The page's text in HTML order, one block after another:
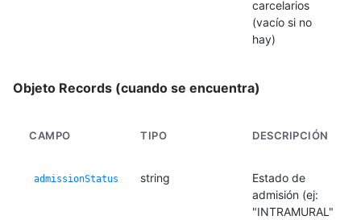
carcelarios
(vacío si no
hay)
Objeto Records (cuando se encuentra)
CAMPO TIPO DESCRIPCIÓN
admissionStatus string
Estado de
admisión (ej:
"INTRAMURAL"